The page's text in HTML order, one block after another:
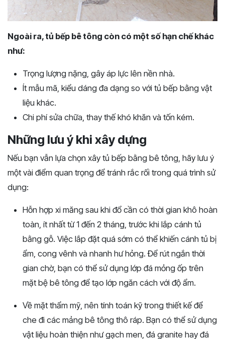
Ngoài ra, tủ bếp bê tông còn có một số hạn chế khác
như:
Trọng lượng nặng, gây áp lực lên nền nhà.
Ít mẫu mã, kiểu dáng đa dạng so với tủ bếp bằng vật
liệu khác.
Chi phí sửa chữa, thay thế khó khăn và tốn kém.
Những lưu ý khi xây dựng
Nếu bạn vẫn lựa chọn xây tủ bếp bằng bê tông, hãy lưu ý
một vài điểm quan trọng để tránh rắc rối trong quá trình sử
dụng:
Hỗn hợp xi măng sau khi đổ cần có thời gian khô hoàn
toàn, ít nhất từ1 đến 2 tháng, trước khi lắp cánh tủ
bằng gỗ. Việc lắp đặt quá sớm có thể khiến cánh tủ bị
ẩm, cong vênh và nhanh hưhỏng.Để rút ngắn thời
gian chờ, bạn có thể sửdụng lớp đá mỏng ốp trên
mặt bệ bê tông để tạo lớp ngăn cách với độ ẩm.
Về mặt thẩm mỹ, nên tính toán kỹ trong thiết kếđể
che đi các mảng bê tông thô ráp. Bạn có thể sửdụng
vật liệu hoàn thiện nhưgạch men, đá granite hay đá